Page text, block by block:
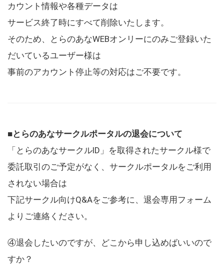
カウント情報や各種データは
サービス終了時にすべて削除いたします。
そのため、とらのあなWEBオンリーにのみご登録いた
だいているユーザー様は
事前のアカウント停止等の対応はご不要です。
■とらのあなサークルポータルの退会について
「とらのあなサークルID」を取得されたサークル様で
委託取引のご予定がなく、サークルポータルをご利用
されない場合は
下記サークル向けQ&Aをご参考に、退会専用フォーム
よりご連絡ください。
④退会したいのですが、どこから申し込めばいいので
すか？